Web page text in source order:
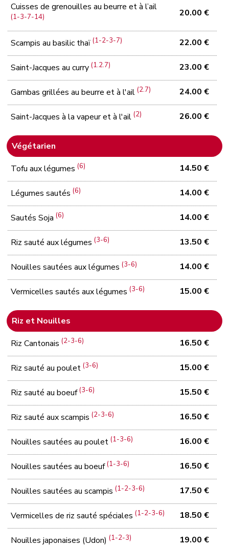
Cuisses de grenouilles au beurre et à l’ail
(1-3-7-14) 20.00 €
Scampis au basilic thaï(1-2-3-7) 22.00 €
Saint-Jacques au curry(1.2.7) 23.00 €
Gambas grillées au beurre et à l'ail(2.7) 24.00 €
Saint-Jacques à la vapeur et à l'ail(2) 26.00 €
Végétarien
Tofu aux légumes(6) 14.50 €
Légumes sautés(6) 14.00 €
Sautés Soja(6) 14.00 €
Riz sauté aux légumes(3-6) 13.50 €
Nouilles sautées aux légumes(3-6) 14.00 €
Vermicelles sautés aux légumes(3-6) 15.00 €
Riz et Nouilles
Riz Cantonais(2-3-6) 16.50 €
Riz sauté au poulet(3-6) 15.00 €
Riz sauté au boeuf(3-6) 15.50 €
Riz sauté aux scampis(2-3-6) 16.50 €
Nouilles sautées au poulet(1-3-6) 16.00 €
Nouilles sautées au boeuf(1-3-6) 16.50 €
Nouilles sautées au scampis(1-2-3-6) 17.50 €
Vermicelles de riz sauté spéciales(1-2-3-6) 18.50 €
Nouilles japonaises (Udon)(1-2-3) 19.00 €